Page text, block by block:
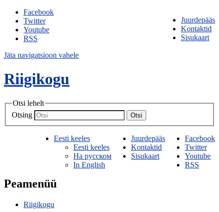
Juurdepääs
Kontaktid
Sisukaart
Facebook
Twitter
Youtube
RSS
Jäta navigatsioon vahele
Riigikogu
Otsi lehelt
Otsing
Otsi
Facebook
Twitter
Youtube
RSS
Juurdepääs
Kontaktid
Sisukaart
Eesti keeles
Eesti keeles
На русском
In English
Peamenüü
Riigikogu